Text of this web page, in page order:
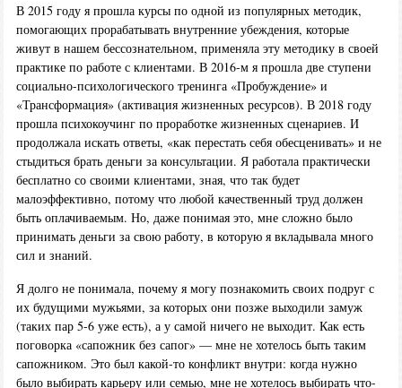
В 2015 году я прошла курсы по одной из популярных методик,
помогающих прорабатывать внутренние убеждения, которые
живут в нашем бессознательном, применяла эту методику в своей
практике по работе с клиентами. В 2016-м я прошла две ступени
социально-психологического тренинга «Пробуждение» и
«Трансформация» (активация жизненных ресурсов). В 2018 году
прошла психокоучинг по проработке жизненных сценариев. И
продолжала искать ответы, «как перестать себя обесценивать» и не
стыдиться брать деньги за консультации. Я работала практически
бесплатно со своими клиентами, зная, что так будет
малоэффективно, потому что любой качественный труд должен
быть оплачиваемым. Но, даже понимая это, мне сложно было
принимать деньги за свою работу, в которую я вкладывала много
сил и знаний.
Я долго не понимала, почему я могу познакомить своих подруг с
их будущими мужьями, за которых они позже выходили замуж
(таких пар 5-6 уже есть), а у самой ничего не выходит. Как есть
поговорка «сапожник без сапог» — мне не хотелось быть таким
сапожником. Это был какой-то конфликт внутри: когда нужно
было выбирать карьеру или семью, мне не хотелось выбирать что-